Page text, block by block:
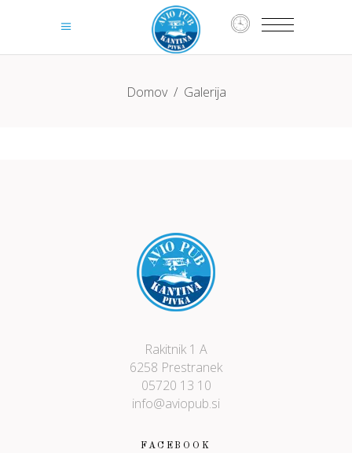
Domov/ Galerija
Rakitnik 1 A
6258 Prestranek
05720 13 10
info@aviopub.si
FACEBOOK